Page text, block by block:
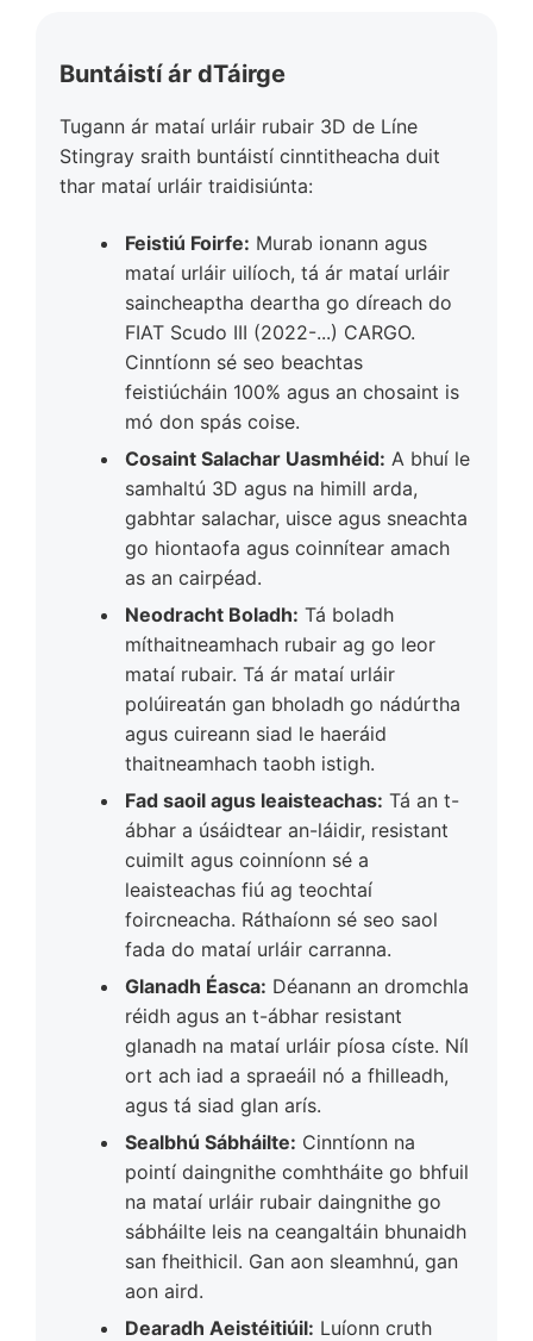
Buntáistí ár dTáirge
Tugann ár mataí urláir rubair 3D de Líne
Stingray sraith buntáistí cinntitheacha duit
thar mataí urláir traidisiúnta:
Feistiú Foirfe: Murab ionann agus
mataí urláir uilíoch, tá ár mataí urláir
saincheaptha deartha go díreach do
FIAT Scudo III (2022-...) CARGO.
Cinntíonn sé seo beachtas
feistiúcháin 100% agus an chosaint is
mó don spás coise.
Cosaint Salachar Uasmhéid: A bhuí le
samhaltú 3D agus na himill arda,
gabhtar salachar, uisce agus sneachta
go hiontaofa agus coinnítear amach
as an cairpéad.
Neodracht Boladh: Tá boladh
míthaitneamhach rubair ag go leor
mataí rubair. Tá ár mataí urláir
polúireatán gan bholadh go nádúrtha
agus cuireann siad le haeráid
thaitneamhach taobh istigh.
Fad saoil agus leaisteachas: Tá an t-
ábhar a úsáidtear an-láidir, resistant
cuimilt agus coinníonn sé a
leaisteachas fiú ag teochtaí
foircneacha. Ráthaíonn sé seo saol
fada do mataí urláir carranna.
Glanadh Éasca: Déanann an dromchla
réidh agus an t-ábhar resistant
glanadh na mataí urláir píosa císte. Níl
ort ach iad a spraeáil nó a fhilleadh,
agus tá siad glan arís.
Sealbhú Sábháilte: Cinntíonn na
pointí daingnithe comhtháite go bhfuil
na mataí urláir rubair daingnithe go
sábháilte leis na ceangaltáin bhunaidh
san fheithicil. Gan aon sleamhnú, gan
aon aird.
Dearadh Aeistéitiúil: Luíonn cruth